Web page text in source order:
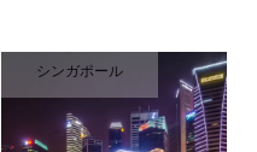
シンガポール